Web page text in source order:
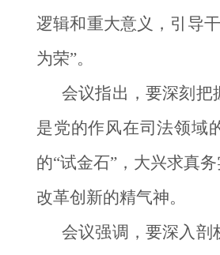
逻辑和重大意义，引导
为荣”。
会议指出，要深刻把
是党的作风在司法领域
的“试金石”，大兴求真
改革创新的精气神。
会议强调，要深入剖